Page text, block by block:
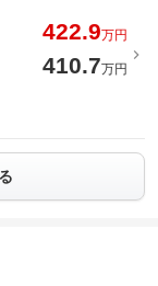
422.9万円
410.7万円